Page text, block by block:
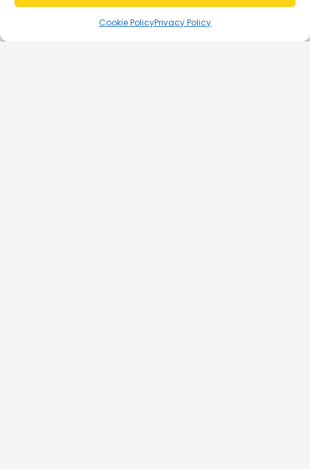
Cookie PolicyPrivacy Policy